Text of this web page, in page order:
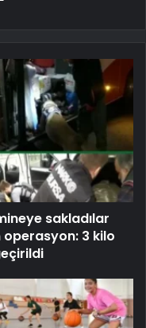
sakladılar
3 kilo